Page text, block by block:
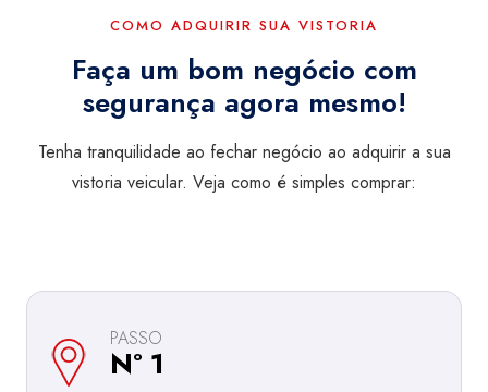
COMO ADQUIRIR SUA VISTORIA
Faça um bom negócio com
segurança agora mesmo!
Tenha tranquilidade ao fechar negócio ao adquirir a sua
vistoria veicular. Veja como é simples comprar:
PASSO
Nº 1